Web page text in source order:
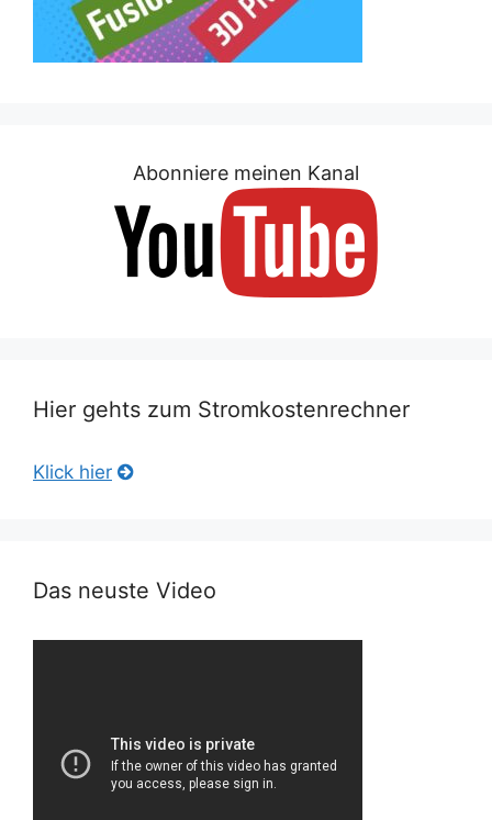
Abonniere meinen Kanal
Hier gehts zum Stromkostenrechner
Klick hier
Das neuste Video